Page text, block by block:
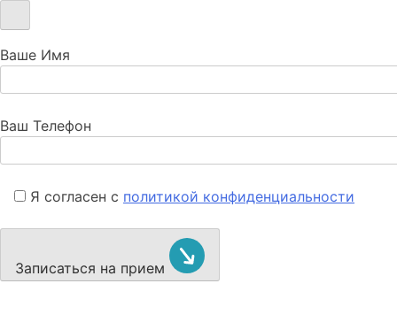
Ваше Имя
Ваш Телефон
Я согласен с политикой конфиденциальности
Записаться на прием